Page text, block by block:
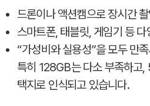
드론이나 액션캠으로 장시간
스마트폰, 태블릿, 게임기 등
“가성비와 실용성”을 모두 만
특히 128GB는 다소 부족하고
택지로 인식되고 있습니다.